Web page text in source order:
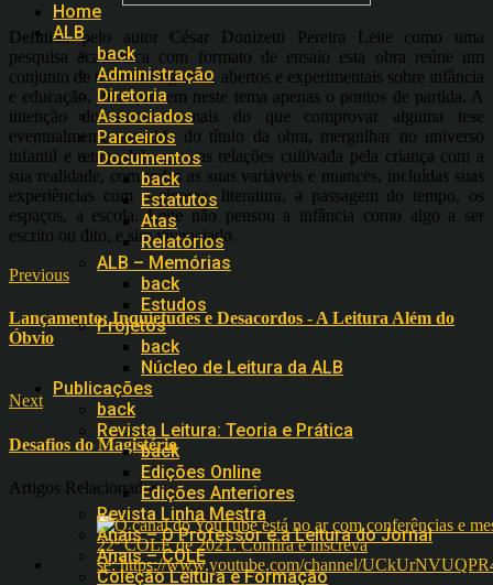
Home
ALB
back
Administração
Diretoria
Associados
Parceiros
Documentos
back
Estatutos
Atas
Relatórios
ALB – Memórias
back
Estudos
Projetos
back
Núcleo de Leitura da ALB
Publicações
back
Revista Leitura: Teoria e Prática
back
Edições Online
Edições Anteriores
Revista Linha Mestra
Anais – O Professor e a Leitura do Jornal
Anais – COLE
Coleção Leitura e Formação
Definida pelo autor César Donizetti Pereira Leite como uma
pesquisa acadêmica com formato de ensaio esta obra reúne um
conjunto de textos instigantes, abertos e experimentais sobre infância
e educação, mas que tem neste tema apenas o pontos de partida. A
intenção do autor, é mais do que comprovar alguma tese
eventualmente sugerida do título da obra, mergulhar no universo
infantil e retirar dele as ricas relações cultivada pela criança com a
sua realidade, com todas as suas variáveis e nuances, incluídas suas
experiências com o cinema, literatura, a passagem do tempo, os
espaços, a escola. Leite não pensou a infância como algo a ser
escrito ou dito, e sim vivenciado.
Previous
Lançamento: Inquietudes e Desacordos - A Leitura Além do
Óbvio
Next
Desafios do Magistério
Artigos Relacionados